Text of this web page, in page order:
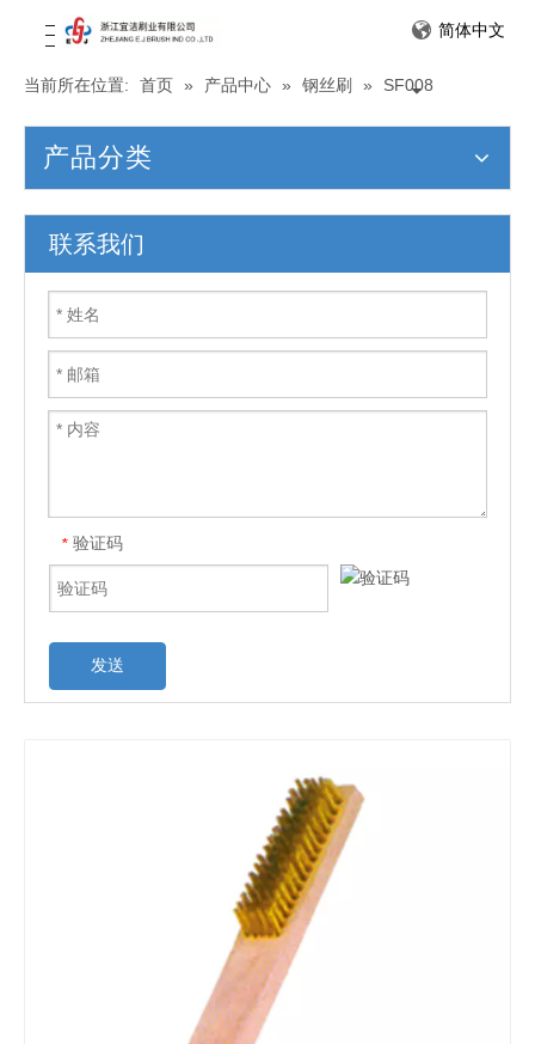
简体中文
当前所在位置: 首页 » 产品中心 » 钢丝刷 » SF008
产品分类
联系我们
* 验证码
发送